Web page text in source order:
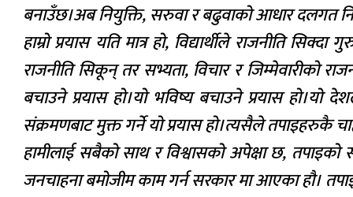
बनाउँछ।अब नियुक्ति, सरुवा र बढुवाको आधार दलगत
हाम्रो प्रयास यति मात्र हो, विद्यार्थीले राजनीति
राजनीति सिकून् तर सभ्यता, विचार र जिम्मेवारीको
बचाउने प्रयास हो।यो भविष्य बचाउने प्रयास हो।यो
संक्रमणबाट मुक्त गर्ने यो प्रयास हो।त्यसैले तपाइहरुकै
हामीलाई सबैको साथ र विश्वासको अपेक्षा छ,
जनचाहना बमोजीम काम गर्न सरकार मा आएका हौ।